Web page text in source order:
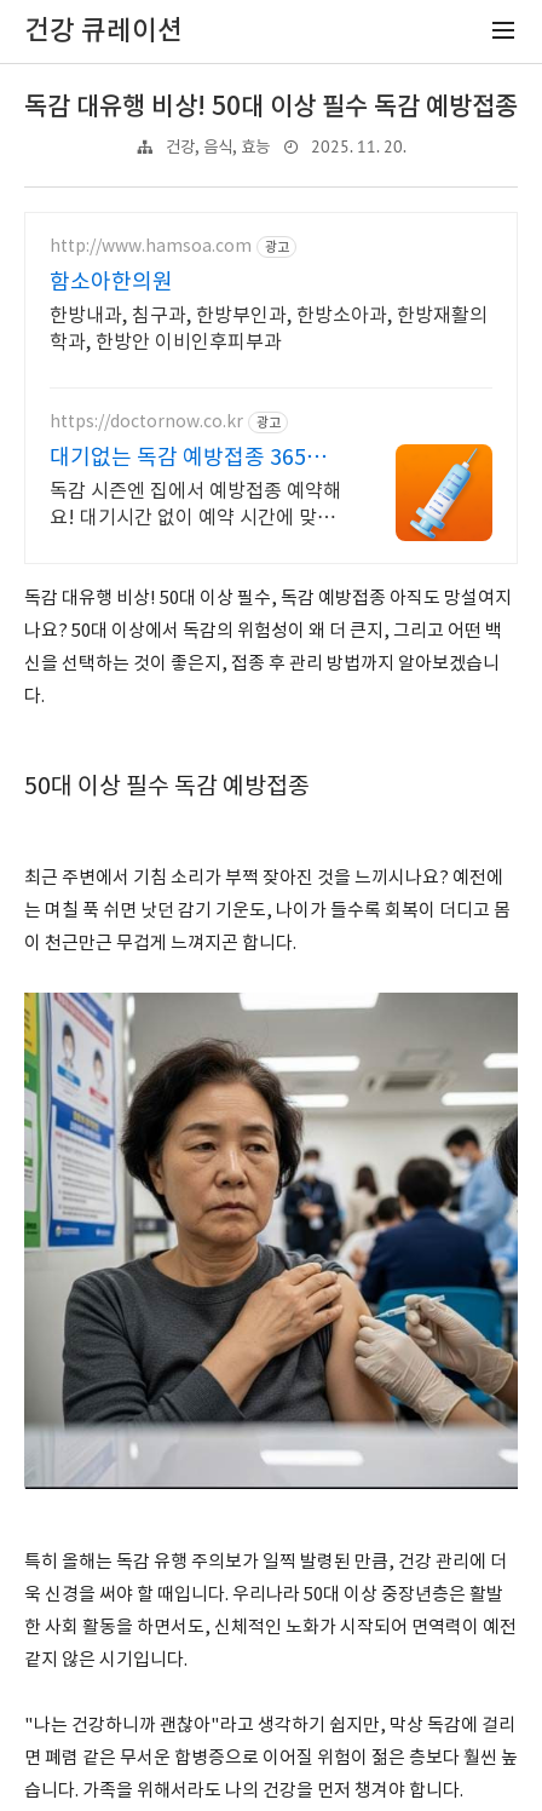
건강 큐레이션
독감 대유행 비상! 50대 이상 필수 독감 예방접종
건강, 음식, 효능 2025. 11. 20.
http://www.hamsoa.com 광고
함소아한의원
한방내과, 침구과, 한방부인과, 한방소아과, 한방재활의
학과, 한방안 이비인후피부과
https://doctornow.co.kr 광고
대기없는 독감 예방접종 365일 2
4시간 진료가능
독감 시즌엔 집에서 예방접종 예약해
요! 대기시간 없이 예약 시간에 맞춰
독감 대유행 비상! 50대 이상 필수, 독감 예방접종 아직도 망설여지
나요? 50대 이상에서 독감의 위험성이 왜 더 큰지, 그리고 어떤 백
신을 선택하는 것이 좋은지, 접종 후 관리 방법까지 알아보겠습니
다.
50대 이상 필수 독감 예방접종
최근 주변에서 기침 소리가 부쩍 잦아진 것을 느끼시나요? 예전에
는 며칠 푹 쉬면 낫던 감기 기운도, 나이가 들수록 회복이 더디고 몸
이 천근만근 무겁게 느껴지곤 합니다.
특히 올해는 독감 유행 주의보가 일찍 발령된 만큼, 건강 관리에 더
욱 신경을 써야 할 때입니다. 우리나라 50대 이상 중장년층은 활발
한 사회 활동을 하면서도, 신체적인 노화가 시작되어 면역력이 예전
같지 않은 시기입니다.
"나는 건강하니까 괜찮아"라고 생각하기 쉽지만, 막상 독감에 걸리
면 폐렴 같은 무서운 합병증으로 이어질 위험이 젊은 층보다 훨씬 높
습니다. 가족을 위해서라도 나의 건강을 먼저 챙겨야 합니다.